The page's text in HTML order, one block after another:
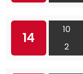
14
10
2